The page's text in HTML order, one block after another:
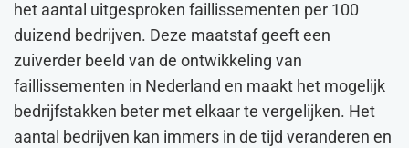
het aantal uitgesproken faillissementen per 100
duizend bedrijven. Deze maatstaf geeft een
zuiverder beeld van de ontwikkeling van
faillissementen in Nederland en maakt het mogelijk
bedrijfstakken beter met elkaar te vergelijken. Het
aantal bedrijven kan immers in de tijd veranderen en